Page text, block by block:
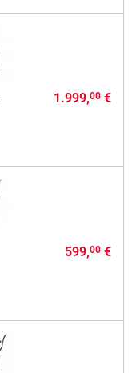
1.999,00€
599,00€